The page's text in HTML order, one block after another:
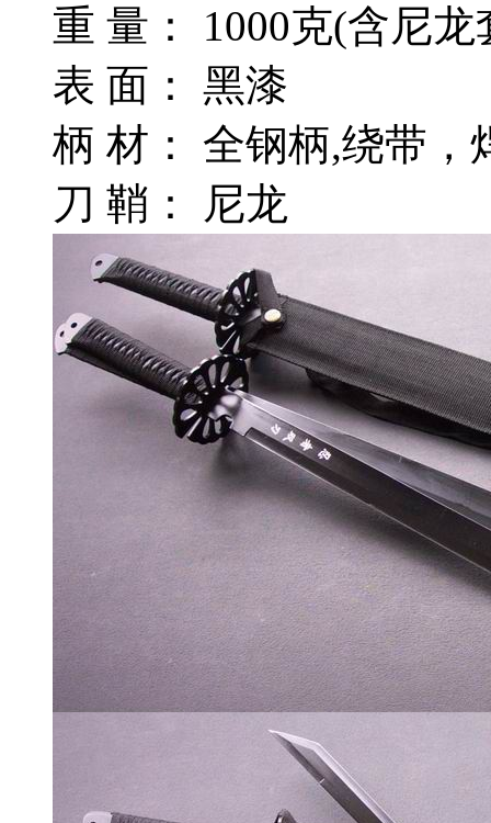
重 量： 1000克(含尼
表 面： 黑漆
柄 材： 全钢柄,绕带
刀 鞘： 尼龙